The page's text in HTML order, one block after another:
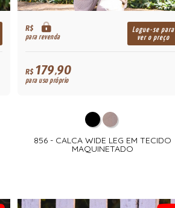
R$
para revenda
Logue-se para
ver o preço
R$179,90
para uso próprio
856 - CALCA WIDE LEG EM TECIDO
MAQUINETADO